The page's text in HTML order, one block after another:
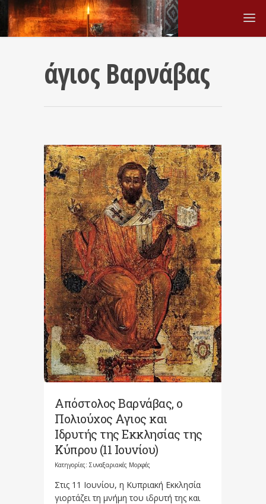
άγιος Βαρνάβας
Απόστολος Βαρνάβας, ο
Πολιούχος Αγιος και
Ιδρυτής της Εκκλησίας της
Κύπρου (11 Ιουνίου)
Κατηγορίες: Συναξαριακές Μορφές
Στις 11 Ιουνίου, η Κυπριακή Εκκλησία
γιορτάζει τη μνήμη του ιδρυτή της και